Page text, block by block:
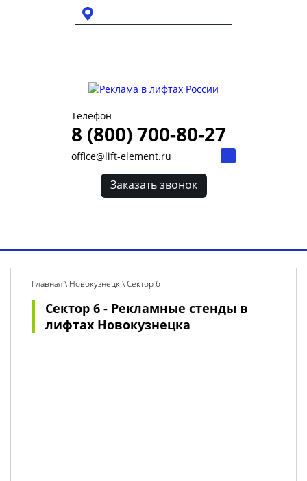
Телефон
8 (800) 700-80-27
office@lift-element.ru
Заказать звонок
Главная\ Новокузнецк\Сектор 6
Сектор 6 - Рекламные стенды в
лифтах Новокузнецка